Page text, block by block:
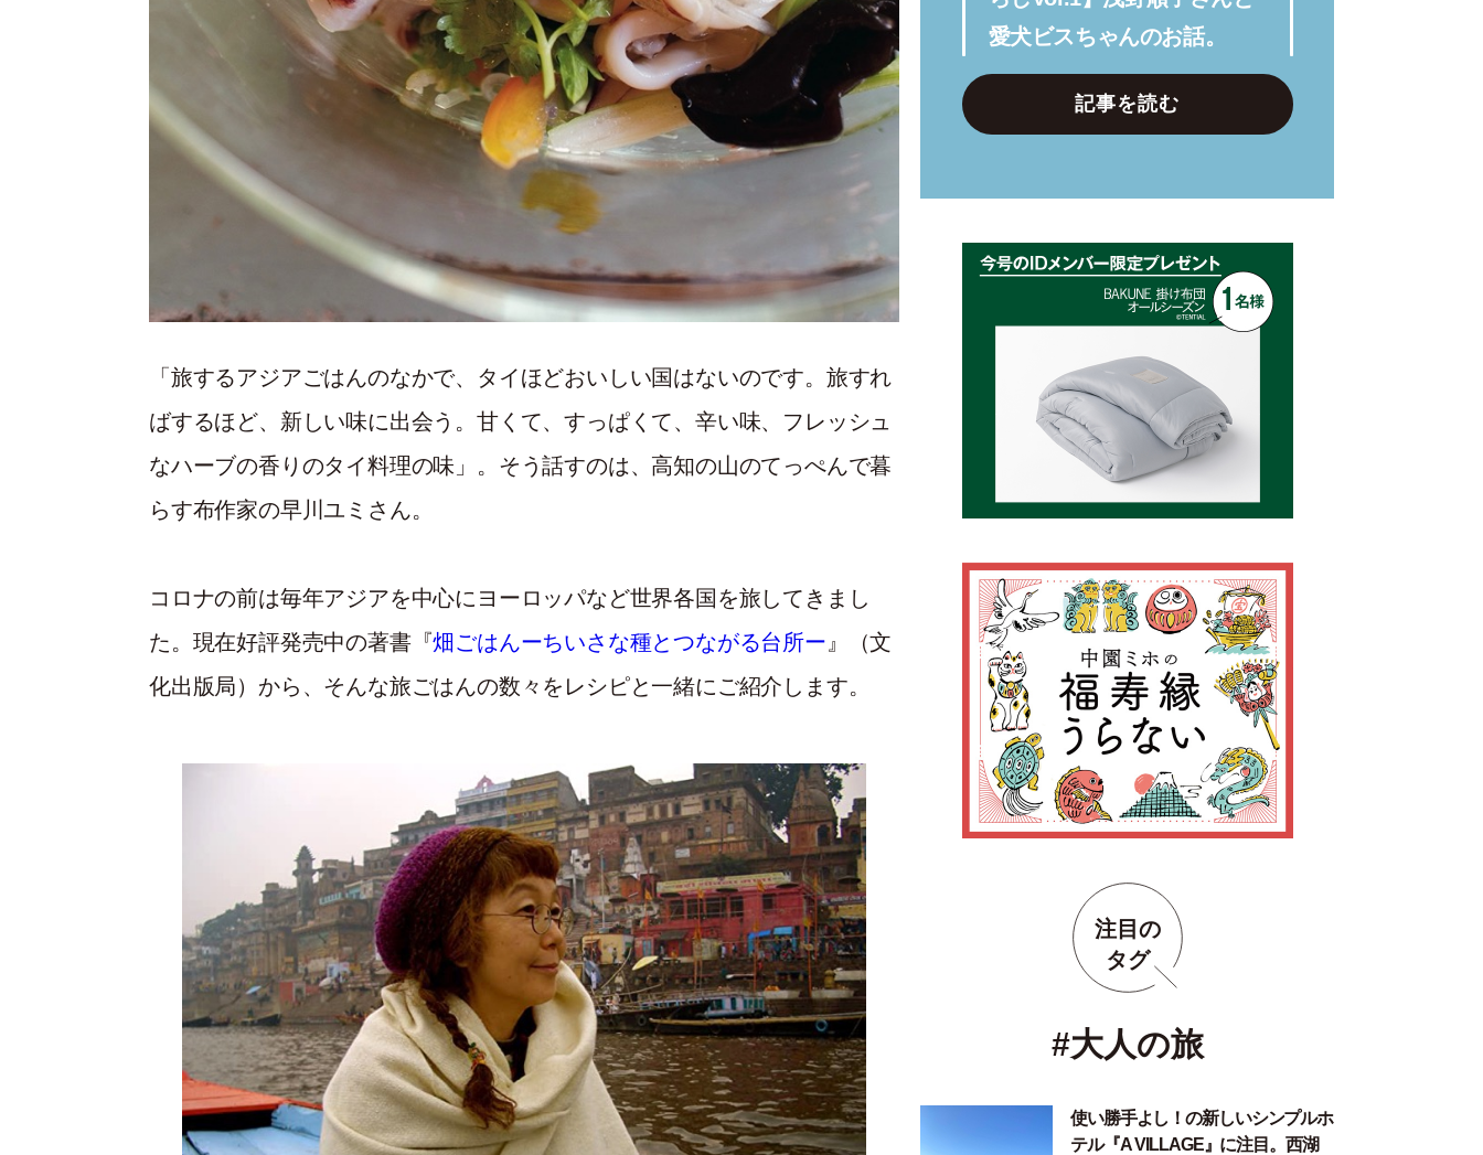
「旅するアジアごはんのなかで、タイほどおいしい国はないのです。旅すれ
ばするほど、新しい味に出会う。甘くて、すっぱくて、辛い味、フレッシュ
なハーブの香りのタイ料理の味」。そう話すのは、高知の山のてっぺんで暮
らす布作家の早川ユミさん。
コロナの前は毎年アジアを中心にヨーロッパなど世界各国を旅してきまし
た。現在好評発売中の著書『畑ごはんーちいさな種とつながる台所ー 』（文
化出版局）から、そんな旅ごはんの数々をレシピと一緒にご紹介します。
愛犬ビスちゃんのお話。
記事を読む
注目の
タグ
#大人の旅
使い勝手よし！の新しいシンプルホ
テル『A VILLAGE』に注目。西湖